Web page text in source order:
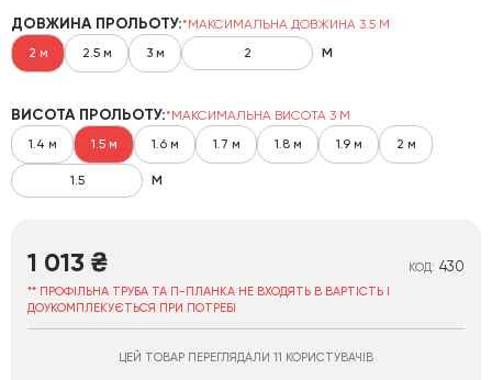
ДОВЖИНА ПРОЛЬОТУ:*МАКСИМАЛЬНА ДОВЖИНА 3.5 М
2 м
2.5 м 3 м м
ВИСОТА ПРОЛЬОТУ:*МАКСИМАЛЬНА ВИСОТА 3 М
1.4 м
1.5 м 1.6 м 1.7 м 1.8 м 1.9 м 2 м
м
1 013 ₴
** ПРОФІЛЬНА ТРУБА ТА П-ПЛАНКА НЕ ВХОДЯТЬ В ВАРТІСТЬ І
ДОУКОМПЛЕКУЄТЬСЯ ПРИ ПОТРЕБІ
КОД: 430
ЦЕЙ ТОВАР ПЕРЕГЛЯДАЛИ 11 КОРИСТУВАЧІВ